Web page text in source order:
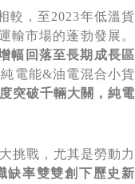
較，至2023年低溫貨
輸市場的蓬勃發展。
幅回落至長期成長區
電能&油電混合小貨
突破千輛大關，純電
挑戰，尤其是勞動力
缺率雙雙創下歷史新